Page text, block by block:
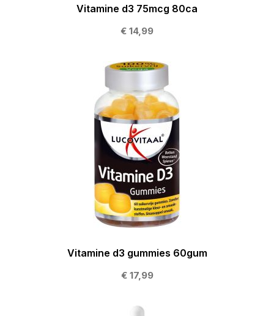
Vitamine d3 75mcg 80ca
€ 14,99
Vitamine d3 gummies 60gum
€ 17,99